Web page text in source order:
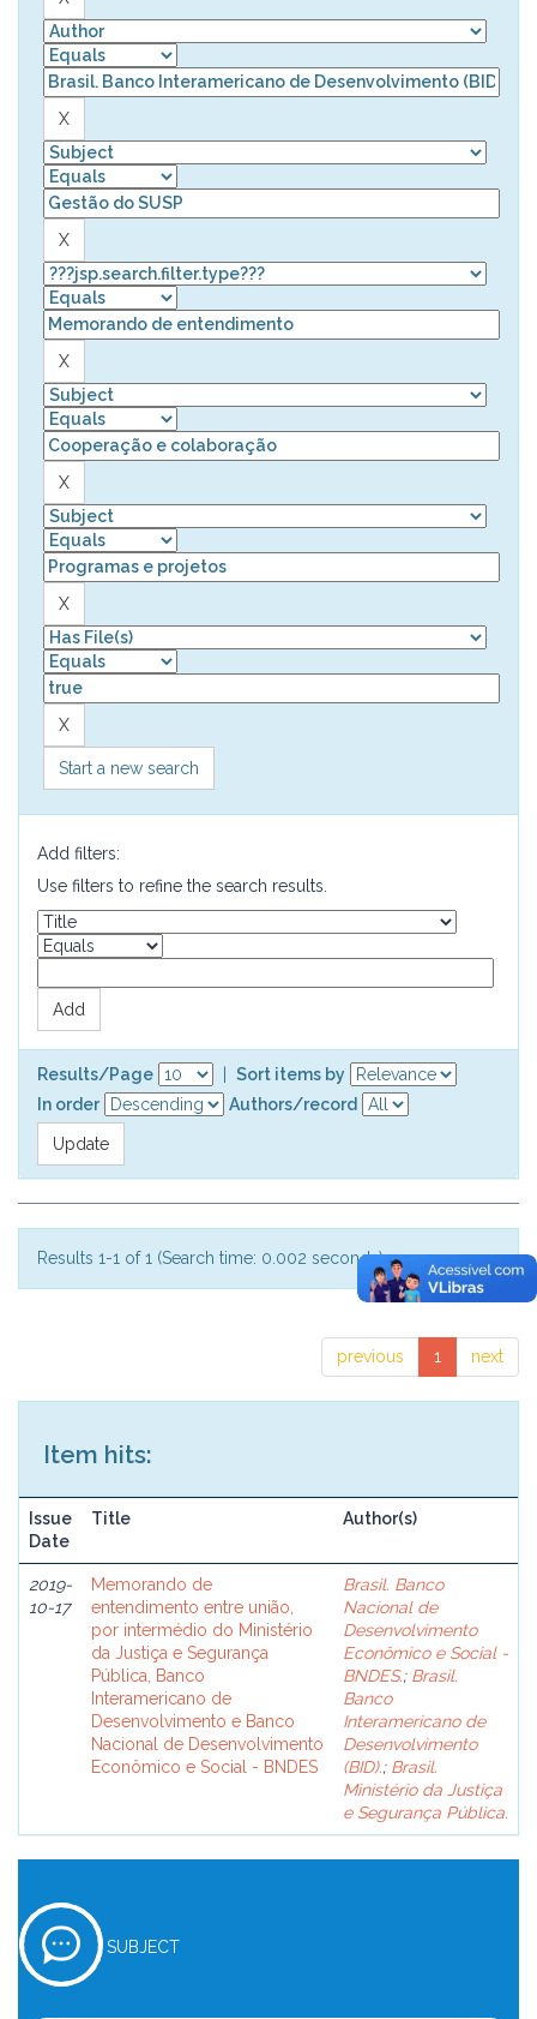
Start a new search
Add filters:
Use filters to refine the search results.
Results/Page
Sort items by
In order
Authors/record
Results 1-1 of 1 (Search time: 0.002 seconds).
previous 1 next
Item hits:
Issue
Date
Title Author(s)
2019-
10-17
Memorando de
entendimento entre união,
por intermédio do Ministério
da Justiça e Segurança
Pública, Banco
Interamericano de
Desenvolvimento e Banco
Nacional de Desenvolvimento
Econômico e Social - BNDES
Brasil. Banco
Nacional de
Desenvolvimento
Econômico e Social -
BNDES.; Brasil.
Banco
Interamericano de
Desenvolvimento
(BID).; Brasil.
Ministério da Justiça
e Segurança Pública.
SUBJECT